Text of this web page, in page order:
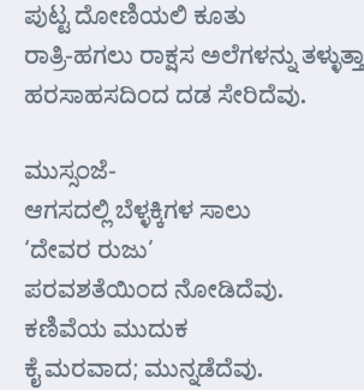
ಪುಟ್ಟ ದೋಣಿಯಲಿ ಕೂತು
ರಾತ್ರಿ-ಹಗಲು ರಾಕ್ಷಸ ಅಲೆಗಳನ್ನು ತಳ್ಳುತ್ತಾ
ಹರಸಾಹಸದಿಂದ ದಡ ಸೇರಿದೆವು.
ಮುಸ್ಸಂಜೆ-
ಆಗಸದಲ್ಲಿ ಬೆಳ್ಳಕ್ಕಿಗಳ ಸಾಲು
‘ದೇವರ ರುಜು’
ಪರವಶತೆಯಿಂದ ನೋಡಿದೆವು.
ಕಣಿವೆಯ ಮುದುಕ
ಕೈ ಮರವಾದ; ಮುನ್ನಡೆದೆವು.